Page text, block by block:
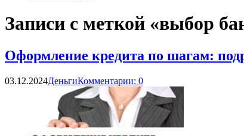
Записи с меткой «выбор
Оформление кредита по шагам:
03.12.2024ДеньгиКомментарии: 0